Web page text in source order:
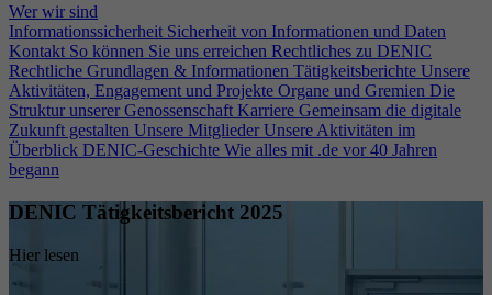
Wer wir sind
Informationssicherheit Sicherheit von Informationen und Daten
Kontakt So können Sie uns erreichen Rechtliches zu DENIC
Rechtliche Grundlagen & Informationen Tätigkeitsberichte Unsere
Aktivitäten, Engagement und Projekte Organe und Gremien Die
Struktur unserer Genossenschaft Karriere Gemeinsam die digitale
Zukunft gestalten Unsere Mitglieder Unsere Aktivitäten im
Überblick DENIC-Geschichte Wie alles mit .de vor 40 Jahren
begann
DENIC Tätigkeitsbericht 2025
Hier lesen